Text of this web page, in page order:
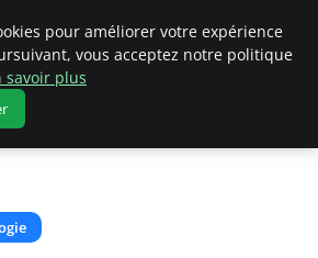
: comment écrire un prompt efficace
pour améliorer votre expérience
vous acceptez notre politique
savoir plus